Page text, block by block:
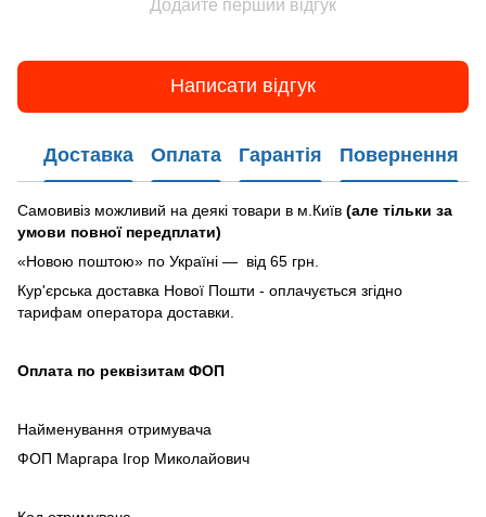
Додайте перший відгук
Написати відгук
Доставка Оплата Гарантія Повернення
Самовивіз можливий на деякі товари в м.Київ (але тільки за
умови повної передплати)
«Новою поштою» по Україні — від 65 грн.
Кур'єрська доставка Нової Пошти - оплачується згідно
тарифам оператора доставки.
Оплата по реквізитам ФОП
Найменування отримувача
ФОП Маргара Ігор Миколайович